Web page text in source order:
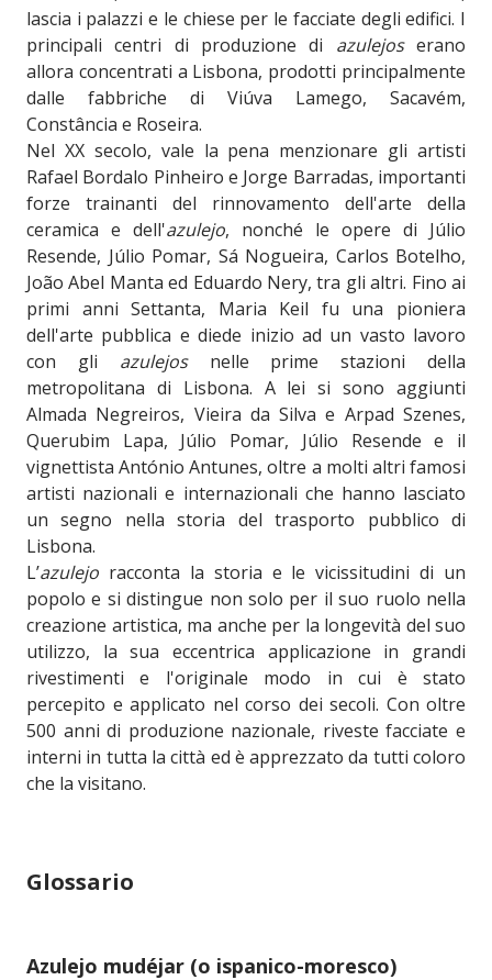
lascia i palazzi e le chiese per le facciate degli edifici. I
principali centri di produzione di azulejoserano
allora concentrati a Lisbona, prodotti principalmente
dalle fabbriche di Viúva Lamego, Sacavém,
Constância e Roseira.
Nel XX secolo, vale la pena menzionare gli artisti
Rafael Bordalo Pinheiro e Jorge Barradas, importanti
forze trainanti del rinnovamento dell'arte della
ceramica e dell'azulejo, nonché le opere di Júlio
Resende, Júlio Pomar, Sá Nogueira, Carlos Botelho,
João Abel Manta ed Eduardo Nery, tra gli altri. Fino ai
primi anni Settanta, Maria Keil fu una pioniera
dell'arte pubblica e diede inizio ad un vasto lavoro
con gli azulejos nelle prime stazioni della
metropolitana di Lisbona. A lei si sono aggiunti
Almada Negreiros, Vieira da Silva e Arpad Szenes,
Querubim Lapa, Júlio Pomar, Júlio Resende e il
vignettista António Antunes, oltre a molti altri famosi
artisti nazionali e internazionali che hanno lasciato
un segno nella storia del trasporto pubblico di
Lisbona.
L’azulejo racconta la storia e le vicissitudini di un
popolo e si distingue non solo per il suo ruolo nella
creazione artistica, ma anche per la longevità del suo
utilizzo, la sua eccentrica applicazione in grandi
rivestimenti e l'originale modo in cui è stato
percepito e applicato nel corso dei secoli. Con oltre
500 anni di produzione nazionale, riveste facciate e
interni in tutta la città ed è apprezzato da tutti coloro
che la visitano.
Glossario
Azulejo mudéjar (o ispanico-moresco)